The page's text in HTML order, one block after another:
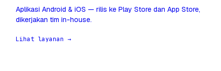
Aplikasi Android & iOS — rilis ke Play Store dan App Store,
dikerjakan tim in-house.
Lihat layanan →